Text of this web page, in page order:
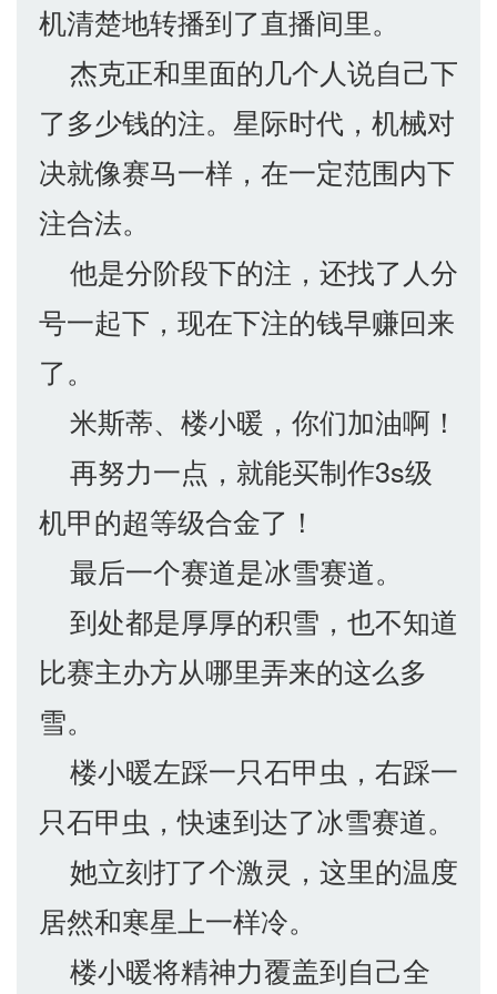
机清楚地转播到了直播间里。
杰克正和里面的几个人说自己下
了多少钱的注。星际时代，机械对
决就像赛马一样，在一定范围内下
注合法。
他是分阶段下的注，还找了人分
号一起下，现在下注的钱早赚回来
了。
米斯蒂、楼小暖，你们加油啊！
再努力一点，就能买制作3s级
机甲的超等级合金了！
最后一个赛道是冰雪赛道。
到处都是厚厚的积雪，也不知道
比赛主办方从哪里弄来的这么多
雪。
楼小暖左踩一只石甲虫，右踩一
只石甲虫，快速到达了冰雪赛道。
她立刻打了个激灵，这里的温度
居然和寒星上一样冷。
楼小暖将精神力覆盖到自己全